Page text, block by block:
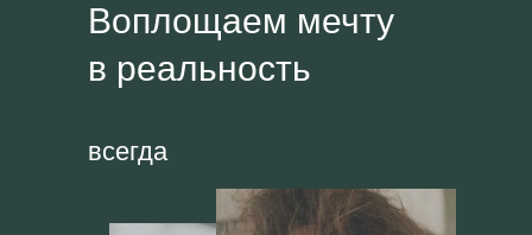
Воплощаем мечту
в реальность
всегда